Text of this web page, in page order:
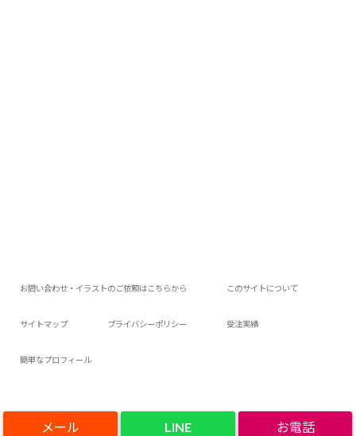
LINE
お問い合わせ・イラストのご依頼はこちらから このサイトについて
サイトマップ プライバシーポリシー 受注実績
簡単なプロフィール
Copyright© アロアロウィの今日は何作ろ？ , 2023 All Rights Reserved.